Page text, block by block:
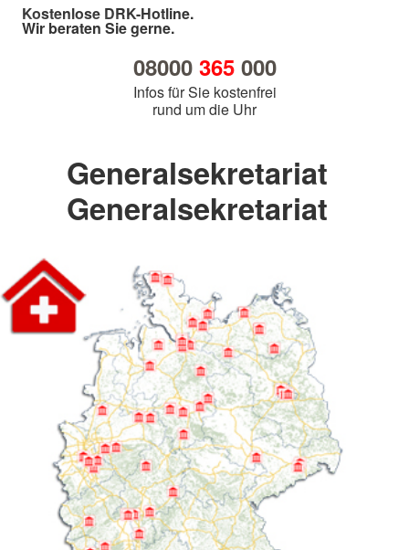
Kostenlose DRK-Hotline.
Wir beraten Sie gerne.
08000 365000
Infos für Sie kostenfrei
rund um die Uhr
Generalsekretariat
Generalsekretariat